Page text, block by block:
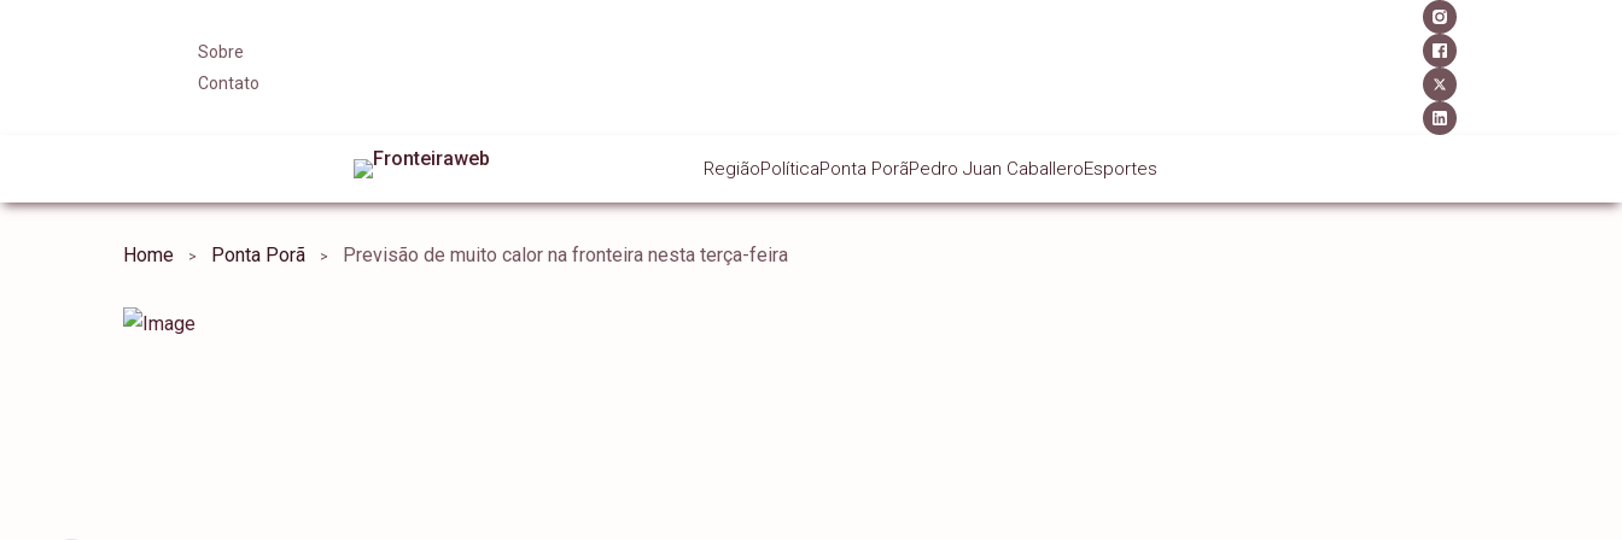
Sobre
Contato
RegiãoPolíticaPonta PorãPedro Juan CaballeroEsportes
Home Ponta Porã Previsão de muito calor na fronteira nesta terça-feira